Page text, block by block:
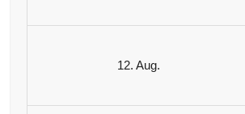
12. Aug.